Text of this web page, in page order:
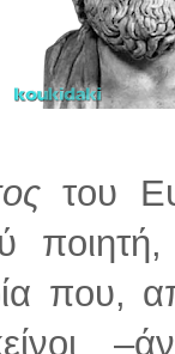
του
που,